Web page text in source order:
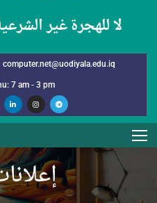
لا للهجرة غير
computer.net@uodiyala.edu.iq
7 am - 3 pm